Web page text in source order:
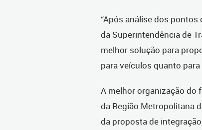
“Após análise dos
da Superintendência de
melhor solução para
para veículos quanto
A melhor organização do
da Região Metropolitana
da proposta de